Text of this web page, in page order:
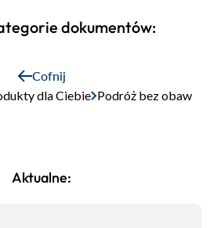
dokumentów:
dla Ciebie Podróż bez obaw
Cofnij
Aktualne: